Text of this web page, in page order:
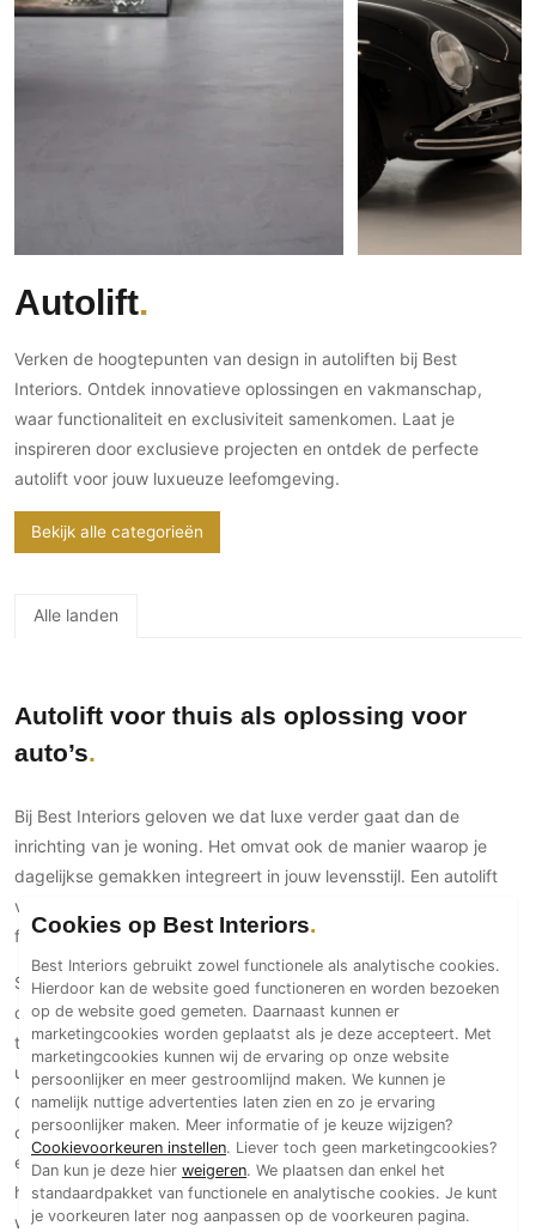
Woondecoratie
Inrichting
Haarden
Glas
Trappen
Keuken
Keukens
Keukenapparatuur
Keukenbladen
Keukenaccessoires
Aluminium deuren
Houten deuren
Systeemwanden
Deurbeslag
Meubelbeslag
Vloer
Vloeren
Beton Ciré vloeren
PVC vloeren
Gietvloeren
Houten vloeren
Natuursteen en keramiek vloeren
Ramen
Buitendeuren
Deursystemen
Buitenshutters
Autolift
3D visualisaties
Gevelbekleding
Houten gevelbekleding
Tuinmeubelen
Houten buitenvloeren
Natuursteen en keramiek
buitenvloeren
Zonwering
Kinderkamer
Woonkamer
Buitenkijken
Bijgebouw / Poolhouse
Terrasoverkapping
Tuin
Zwembad
Horeca
Autolift
Verken de hoogtepunten van design in autoliften bij Best
Interiors. Ontdek innovatieve oplossingen en vakmanschap,
waar functionaliteit en exclusiviteit samenkomen. Laat je
inspireren door exclusieve projecten en ontdek de perfecte
autolift voor jouw luxueuze leefomgeving.
Bekijk alle categorieën
Alle landen
Autolift voor thuis als oplossing voor
auto’s
Bij Best Interiors geloven we dat luxe verder gaat dan de
inrichting van je woning. Het omvat ook de manier waarop je
dagelijkse gemakken integreert in jouw levensstijl. Een autolift
voor thuis is niet alleen functioneel, maar voegt ook de wow-
factor toe aan jouw luxe villa.
Stel je voor, je komt thuis na een lange dag en rijdt moeiteloos je
oprit op. Geen gedoe met de beperkte ruimte van een
traditionele garage. Met een autolift voor thuis creëer je de
ultieme parkeeroplossing recht onder je eigen woning.
Ondergronds parkeren, met alle voordelen van dien, wordt een
onderdeel van je dagelijkse routine. Afgezien van het
esthetische aspect van een strakke, onbelemmerde oprit, biedt
het ondergronds parkeren extra veiligheid en privacy. Je
waardevolle bezit wordt aan het oog onttrokken. Dit geeft
Cookies op Best Interiors
Best Interiors gebruikt zowel functionele als analytische cookies.
Hierdoor kan de website goed functioneren en worden bezoeken
op de website goed gemeten. Daarnaast kunnen er
marketingcookies worden geplaatst als je deze accepteert. Met
marketingcookies kunnen wij de ervaring op onze website
persoonlijker en meer gestroomlijnd maken. We kunnen je
namelijk nuttige advertenties laten zien en zo je ervaring
persoonlijker maken. Meer informatie of je keuze wijzigen?
Cookievoorkeuren instellen. Liever toch geen marketingcookies?
Dan kun je deze hier weigeren. We plaatsen dan enkel het
standaardpakket van functionele en analytische cookies. Je kunt
je voorkeuren later nog aanpassen op de voorkeuren pagina.